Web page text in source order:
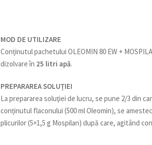
MOD DE UTILIZARE
Conținutul pachetului OLEOMIN 80 EW +
dizolvare în 25 litri apă.
PREPARAREA SOLUȚIEI
La prepararea soluţiei de lucru, se pune 2/3 din
conținutul flaconului (500 ml Oleomin), se
plicurilor (5×1,5 g Mospilan) după care, agitând